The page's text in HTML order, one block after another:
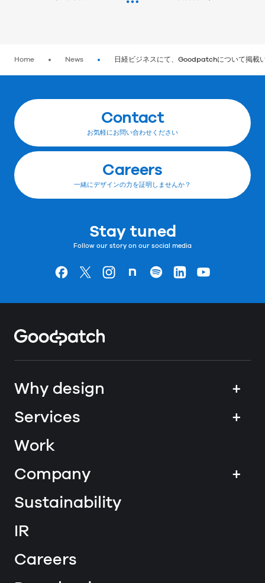
Home News 日経ビジネスにて、Goodpatchについて掲載
Contact
お気軽にお問い合わせください
Careers
一緒にデザインの力を証明しませんか？
Stay tuned
Follow our story on our social media
Goodpatchの
ページ
Goodpatchの
ページ
Goodpatchの
ページGoodpatchの
ページ
Goodpatchの
ページ
Goodpatchの
ページ
Goodpatchの
Why design
+
Services
+
Work
Company
+
Sustainability
IR
Careers